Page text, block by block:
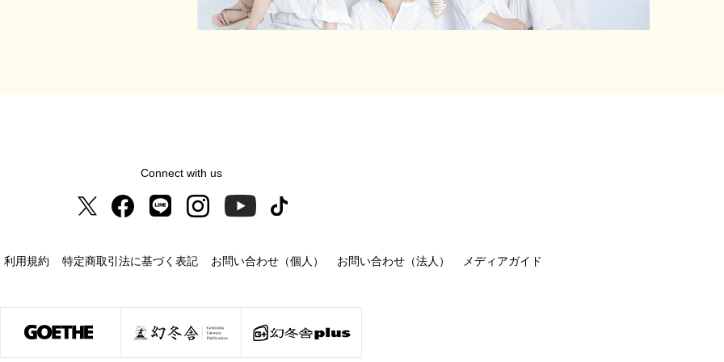
Connect with us
利用規約 特定商取引法に基づく表記 お問い合わせ（個人） お問い合わせ（法人） メディアガイド